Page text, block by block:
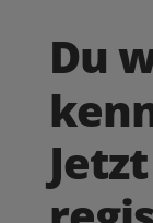
Du
Jetzt